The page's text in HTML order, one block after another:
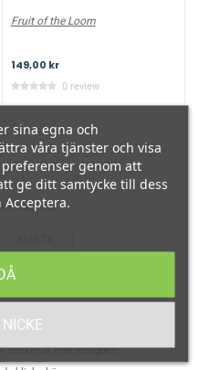
Fruit of the Loom
149,00 kr
0 review
sticker ut från mängden!
sina egna och
våra tjänster och visa
genom att
ge ditt samtycke till dess